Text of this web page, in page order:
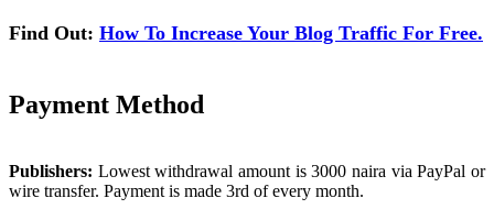
Find Out: How To Increase Your Blog Traffic For Free.
Payment Method
Publishers: Lowest withdrawal amount is 3000 naira via PayPal or
wire transfer. Payment is made 3rd of every month.